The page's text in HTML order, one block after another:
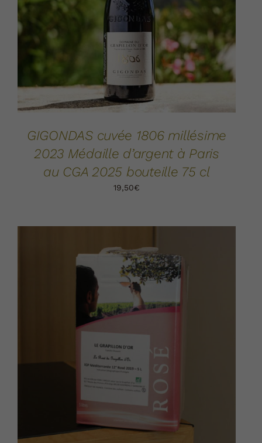
AJOUTER AU PANIER /
GIGONDAS cuvée 1806 millésime
2023 Médaille d’argent à Paris
au CGA 2025 bouteille 75 cl
19,50€